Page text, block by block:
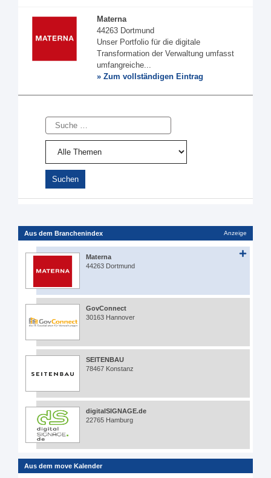
Materna
44263 Dortmund
Unser Portfolio für die digitale
Transformation der Verwaltung umfasst
umfangreiche...
» Zum vollständigen Eintrag
Suche
Aus dem Branchenindex Anzeige
Materna
44263 Dortmund
GovConnect
30163 Hannover
SEITENBAU
78467 Konstanz
digitalSIGNAGE.de
22765 Hamburg
Aus dem move Kalender